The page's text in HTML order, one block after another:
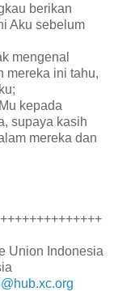
berikan
Aku sebelum
mengenal
mereka ini tahu,
kepada
supaya kasih
mereka dan
Union Indonesia